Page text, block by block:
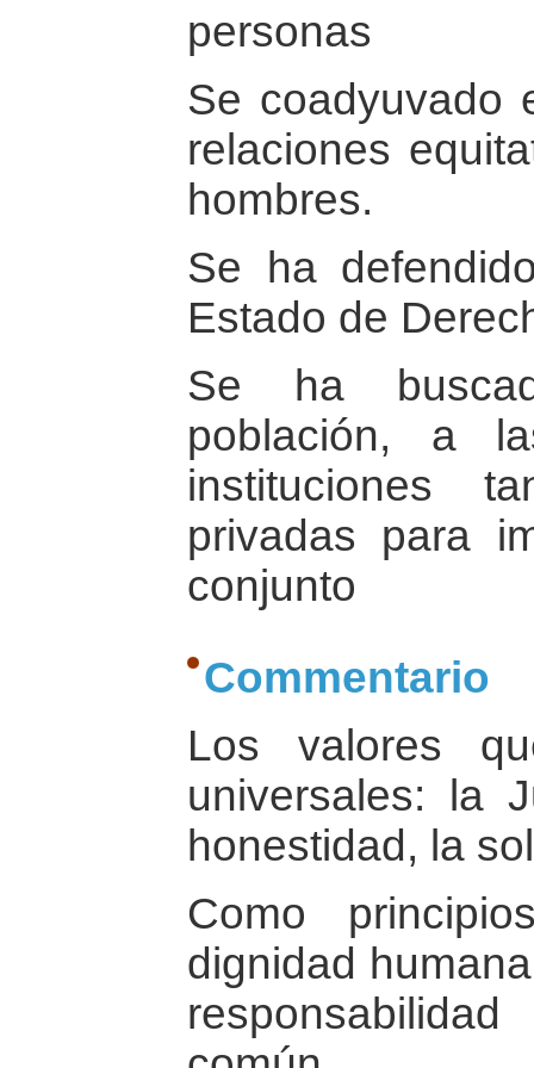
personas
Se coadyuvado
relaciones
hombres.
Se ha
Estado de
Se ha
población, a
instituciones
privadas para
conjunto
Commentario
Los valores
universales: la
honestidad, la
Como
dignidad